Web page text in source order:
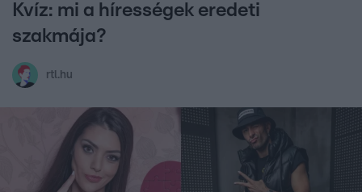
Kvíz: mi a hírességek eredeti
szakmája?
rtl.hu